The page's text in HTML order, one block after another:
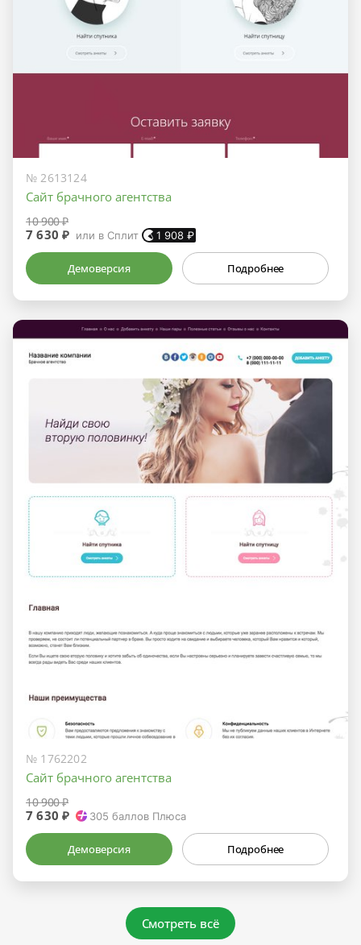
№ 2613124
Сайт брачного агентства
10 900 ₽
7 630 ₽ или в Сплит 1 908 ₽
Демоверсия Подробнее
№ 1762202
Сайт брачного агентства
10 900 ₽
7 630 ₽ 305 баллов Плюса
Демоверсия Подробнее
Смотреть всё